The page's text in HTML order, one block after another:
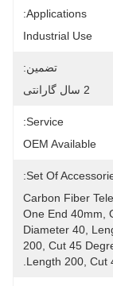
Applications:
Industrial Use
تضمین:
2 سال گارانتی
Service:
OEM Available
Set Of
Carbon Fiber
One End 40mm,
Diameter 40,
200, Cut 45
Length 200, Cut